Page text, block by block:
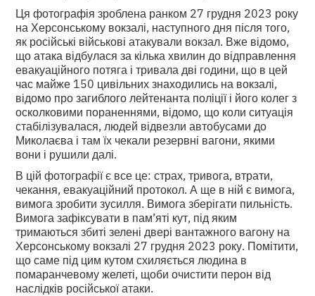
Ця фотографія зроблена ранком 27 грудня 2023 року
на Херсонському вокзалі, наступного дня після того,
як російські військові атакували вокзал. Вже відомо,
що атака відбулася за кілька хвилин до відправлення
евакуаційного потяга і тривала дві години, що в цей
час майже 150 цивільних знаходились на вокзалі,
відомо про загиблого лейтенанта поліції і його колег з
осколковими пораненнями, відомо, що коли ситуація
стабілізувалася, людей відвезли автобусами до
Миколаєва і там їх чекали резервні вагони, якими
вони і рушили далі.
В цій фотографії є все це: страх, тривога, втрати,
чекання, евакуаційний протокол. А ще в ній є вимога,
вимога зробити зусилля. Вимога зберігати пильність.
Вимога зафіксувати в пам’яті кут, під яким
тримаються збиті зелені двері вантажного вагону на
Херсонському вокзалі 27 грудня 2023 року. Помітити,
що саме під цим кутом схиляється людина в
помаранчевому желеті, щоби очистити перон від
наслідків російської атаки.